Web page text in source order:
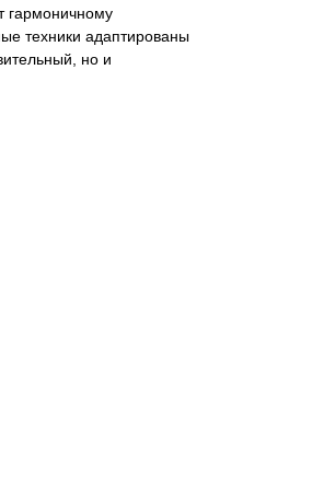
гармоничному
техники адаптированы
но и